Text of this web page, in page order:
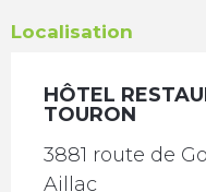
Localisation
HÔTEL
TOURON
3881 route de
Aillac